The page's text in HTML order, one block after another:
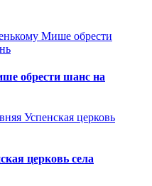
обрести шанс на
церковь села